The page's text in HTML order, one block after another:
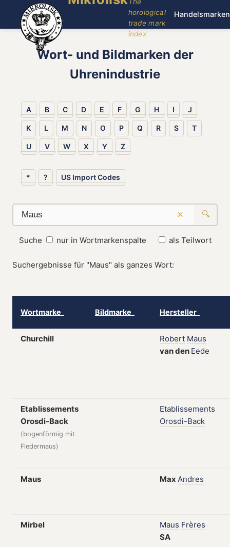
horological
trade mark
index
Handelsmarken
Wort- und Bildmarken der
Uhrenindustrie
A B C D E F G H I J
K L M N O P Q R S T
U V W X Y Z
* ? US Import Codes
× 🔍
Suche nur in Wortmarkenspalte als Teilwort
Suchergebnisse für "Maus" als ganzes Wort:
Wortmarke Bildmarke Hersteller
Churchill Robert Maus
vanden Eede
Etablissements
Orosdi-Back
(bogenförmig mit
Fledermaus)
Etablissements
Orosdi-Back
Maus Max Andres
Mirbel Maus Frères
SA